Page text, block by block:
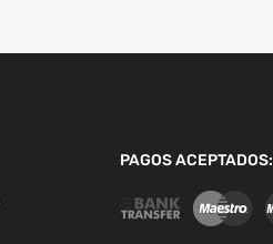
PAGOS ACEPTADOS: